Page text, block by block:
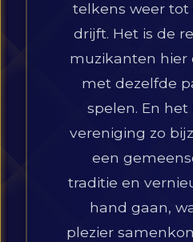
telkens weer
drijft. Het is de
muzikanten hier
met dezelfde
spelen. En het
vereniging zo
een
traditie en
hand gaan,
plezier